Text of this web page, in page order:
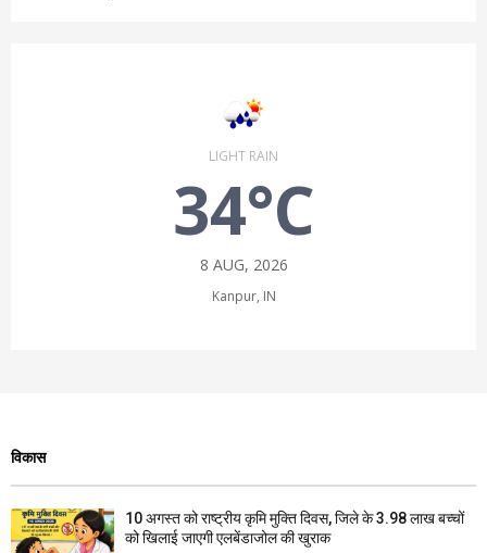
LIGHT RAIN
34°C
8 AUG, 2026
Kanpur, IN
विकास
10 अगस्त को राष्ट्रीय कृमि मुक्ति दिवस, जिले के 3.98 लाख बच्चों
को खिलाई जाएगी एलबेंडाजोल की खुराक